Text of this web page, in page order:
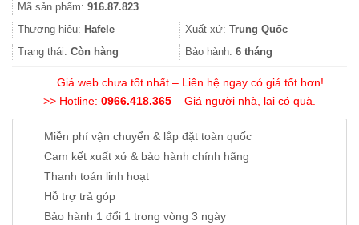
176.000₫.là:
132.000₫.
Mã sản phẩm: 916.87.823
Thương hiệu: Hafele Xuất xứ: Trung Quốc
Trạng thái: Còn hàng Bảo hành: 6 tháng
Giá web chưa tốt nhất – Liên hệ ngay có giá tốt hơn!
>> Hotline: 0966.418.365 – Giá người nhà, lại có quà.
Miễn phí vận chuyển & lắp đặt toàn quốc
Cam kết xuất xứ & bảo hành chính hãng
Thanh toán linh hoạt
Hỗ trợ trả góp
Bảo hành 1 đổi 1 trong vòng 3 ngày